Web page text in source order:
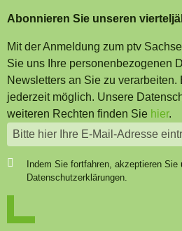
Abonnieren Sie unseren
Mit der Anmeldung zum ptv
Sie uns Ihre personenbezogenen
Newsletters an Sie zu verarbeiten.
jederzeit möglich. Unsere
weiteren Rechten finden Sie hier.
Indem Sie fortfahren, akzeptieren Sie
Datenschutzerklärungen.